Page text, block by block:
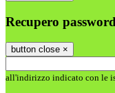
Recupero password
button close ×
all'indirizzo indicato con le